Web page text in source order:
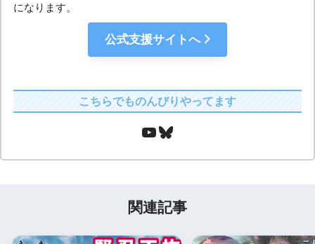
になります。
公式支援サイトへ
こちらでものんびりやってます
関連記事